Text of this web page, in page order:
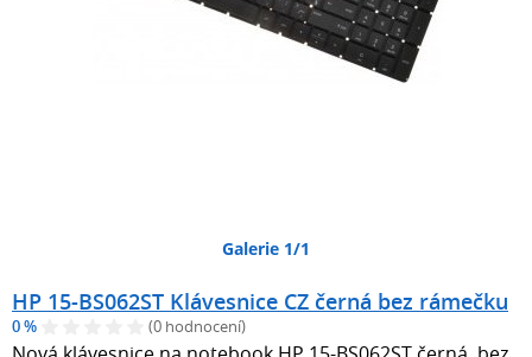
Galerie 1/1
HP 15-BS062ST Klávesnice CZ černá bez rámečku
0 % (0 hodnocení)